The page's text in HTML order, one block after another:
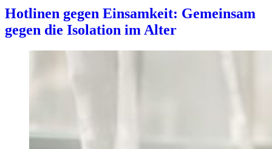
Hotlinen gegen Einsamkeit: Gemeinsam
gegen die Isolation im Alter